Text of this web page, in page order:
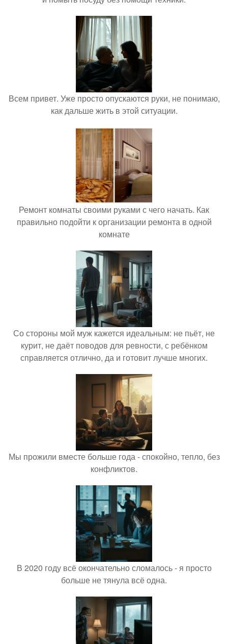
Всем привет. Уже просто опускаются руки, не понимаю,
как дальше жить в этой ситуации.
Ремонт комнаты своими руками с чего начать. Как
правильно подойти к организации ремонта в одной
комнате
Со стороны мой муж кажется идеальным: не пьёт, не
курит, не даёт поводов для ревности, с ребёнком
справляется отлично, да и готовит лучше многих.
Мы прожили вместе больше года - спокойно, тепло, без
конфликтов.
В 2020 году всё окончательно сломалось - я просто
больше не тянула всё одна.